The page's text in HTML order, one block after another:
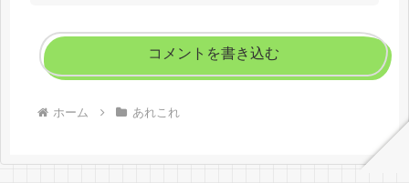
コメントを書き込む
ホーム あれこれ